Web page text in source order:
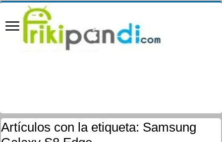
Artículos con la etiqueta: Samsung